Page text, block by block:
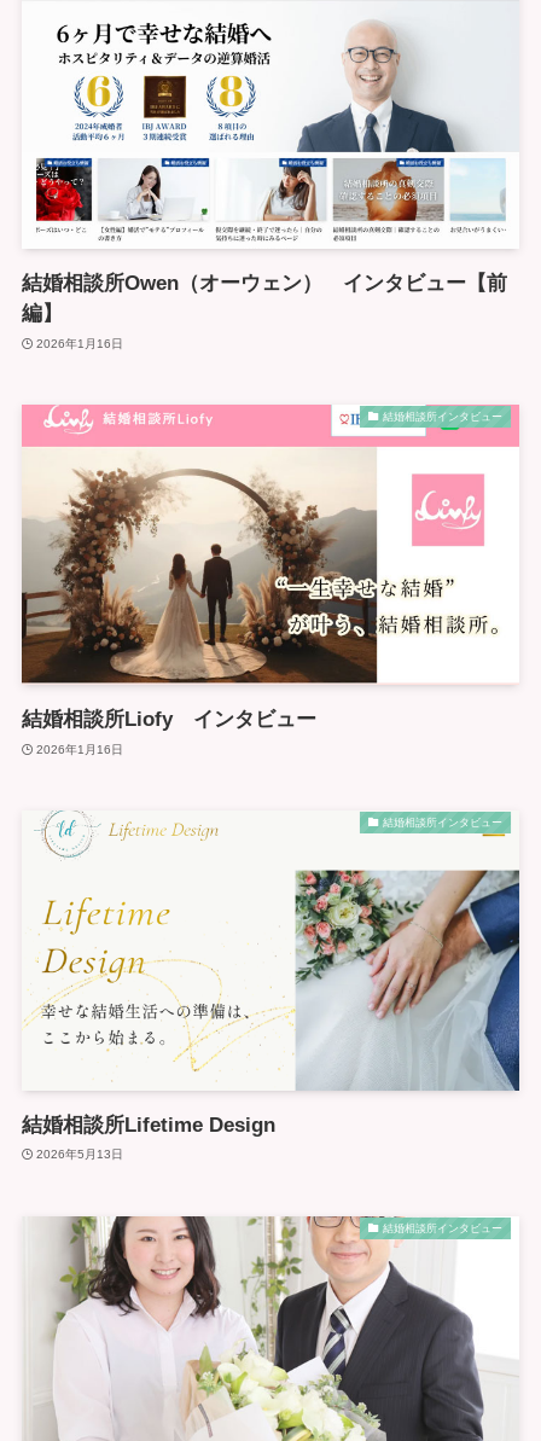
結婚相談所Owen（オーウェン） インタビュー【前
編】
2026年1月16日
結婚相談所インタビュー
結婚相談所Liofy インタビュー
2026年1月16日
結婚相談所インタビュー
結婚相談所Lifetime Design
2026年5月13日
結婚相談所インタビュー